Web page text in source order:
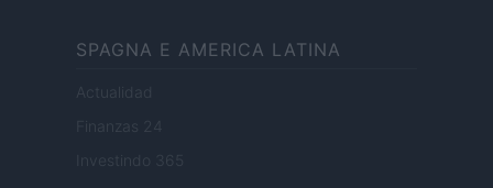
SPAGNA E AMERICA LATINA
Actualidad
Finanzas 24
Investindo 365